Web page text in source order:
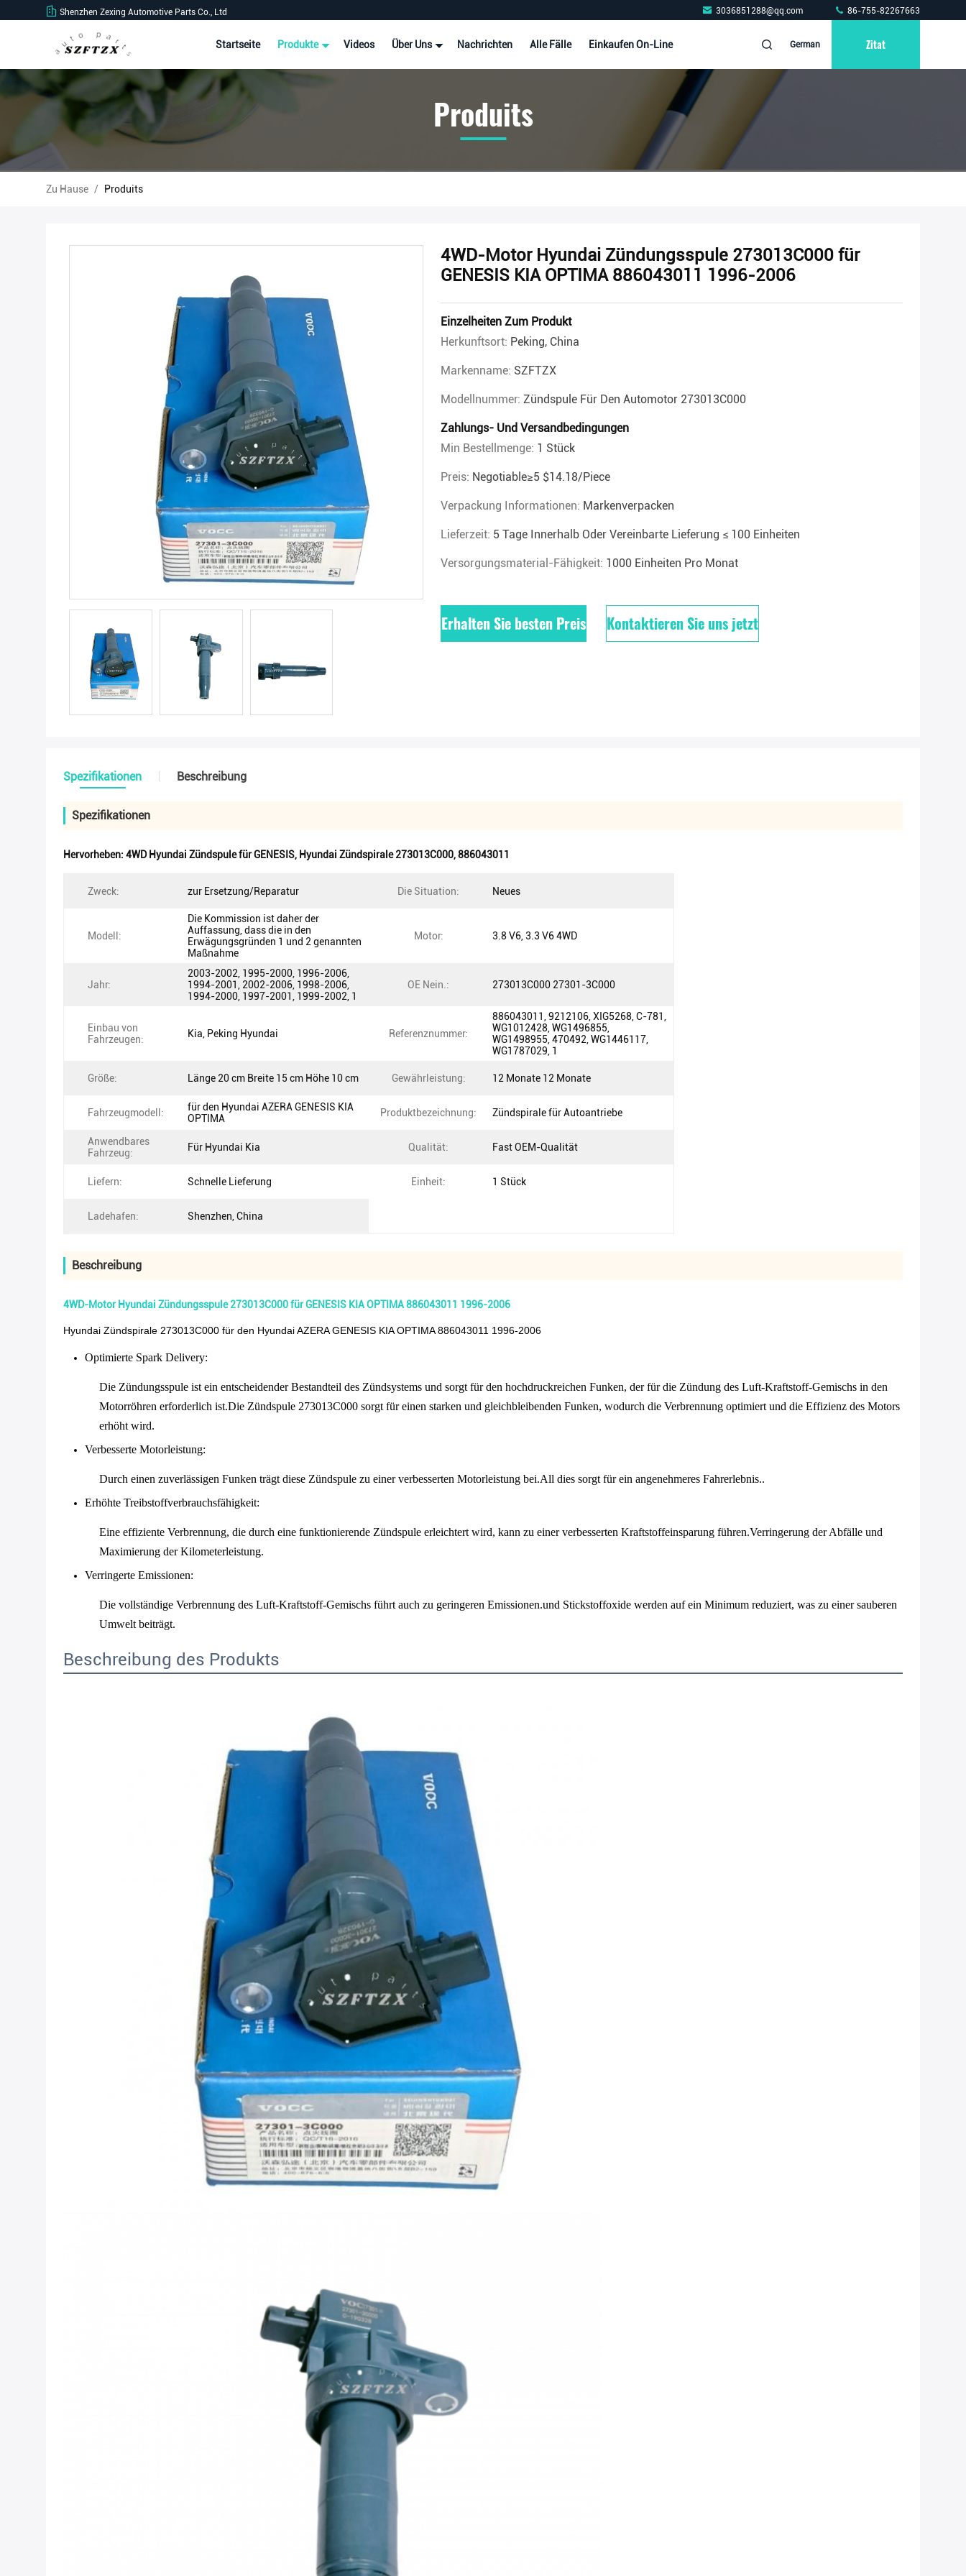
Shenzhen Zexing Automotive Parts Co., Ltd 3036851288@qq.com 86-755-82267663
Startseite Produkte Videos Über Uns Nachrichten Alle Fälle Einkaufen On-Line German Zitat
Produits
Zu Hause / Produits
4WD-Motor Hyundai Zündungsspule 273013C000 für
GENESIS KIA OPTIMA 886043011 1996-2006
Einzelheiten Zum Produkt
Herkunftsort: Peking, China
Markenname: SZFTZX
Modellnummer: Zündspule Für Den Automotor 273013C000
Zahlungs- Und Versandbedingungen
Min Bestellmenge: 1 Stück
Preis: Negotiable≥5 $14.18/piece
Verpackung Informationen: Markenverpacken
Lieferzeit: 5 Tage Innerhalb Oder Vereinbarte Lieferung ≤ 100 Einheiten
Versorgungsmaterial-Fähigkeit: 1000 Einheiten Pro Monat
Erhalten Sie besten Preis Kontaktieren Sie uns jetzt
Spezifikationen Beschreibung
Spezifikationen
Hervorheben: 4WD Hyundai Zündspule für GENESIS, Hyundai Zündspirale 273013C000,886043011
Zweck: zur Ersetzung/Reparatur Die Situation: Neues
Modell:
Die Kommission ist daher der
Auffassung, dass die in den
Erwägungsgründen 1 und 2 genannten
Maßnahme
Motor: 3.8 V6, 3.3 V6 4WD
Jahr:
2003-2002, 1995-2000, 1996-2006,
1994-2001, 2002-2006, 1998-2006,
1994-2000, 1997-2001, 1999-2002, 1
OE Nein.: 273013C000 27301-3C000
Einbau von
Fahrzeugen:
Kia, Peking Hyundai Referenznummer:
886043011, 9212106, XIG5268, C-781,
WG1012428, WG1496855,
WG1498955, 470492, WG1446117,
WG1787029, 1
Größe: Länge 20 cm Breite 15 cm Höhe 10 cm Gewährleistung: 12 Monate 12 Monate
Fahrzeugmodell:
für den Hyundai AZERA GENESIS KIA
OPTIMA
Produktbezeichnung: Zündspirale für Autoantriebe
Anwendbares
Fahrzeug:
Für Hyundai Kia Qualität: Fast OEM-Qualität
Liefern: Schnelle Lieferung Einheit: 1 Stück
Ladehafen: Shenzhen, China
Beschreibung
4WD-Motor Hyundai Zündungsspule 273013C000 für GENESIS KIA OPTIMA 886043011 1996-2006
Hyundai Zündspirale 273013C000 für den Hyundai AZERA GENESIS KIA OPTIMA 886043011 1996-2006
Optimierte Spark Delivery:
Die Zündungsspule ist ein entscheidender Bestandteil des Zündsystems und sorgt für den hochdruckreichen Funken, der für die Zündung des Luft-Kraftstoff-Gemischs in den
Motorröhren erforderlich ist.Die Zündspule 273013C000 sorgt für einen starken und gleichbleibenden Funken, wodurch die Verbrennung optimiert und die Effizienz des Motors
erhöht wird.
Verbesserte Motorleistung:
Durch einen zuverlässigen Funken trägt diese Zündspule zu einer verbesserten Motorleistung bei.All dies sorgt für ein angenehmeres Fahrerlebnis..
Erhöhte Treibstoffverbrauchsfähigkeit:
Eine effiziente Verbrennung, die durch eine funktionierende Zündspule erleichtert wird, kann zu einer verbesserten Kraftstoffeinsparung führen.Verringerung der Abfälle und
Maximierung der Kilometerleistung.
Verringerte Emissionen:
Die vollständige Verbrennung des Luft-Kraftstoff-Gemischs führt auch zu geringeren Emissionen.und Stickstoffoxide werden auf ein Minimum reduziert, was zu einer sauberen
Umwelt beiträgt.
Beschreibung des Produkts